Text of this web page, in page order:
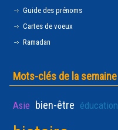
Guide des prénoms
Cartes de voeux
Ramadan
Mots-clés de la semaine
Asie bien-être éducation